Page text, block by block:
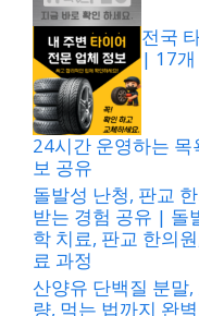
전국
| 17개
24시간 운영하는 목
보 공유
돌발성 난청, 판교
받는 경험 공유 | 돌
학 치료, 판교 한의
료 과정
산양유 단백질 분말
량, 먹는 법까지 완